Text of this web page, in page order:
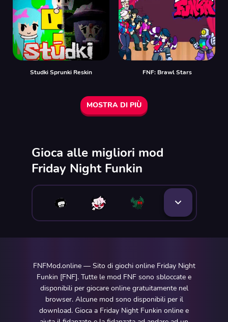
Studki Sprunki Reskin FNF: Brawl Stars
MOSTRA DI PIÙ
Gioca alle migliori mod
Friday Night Funkin
FNFMod.online — Sito di giochi online Friday Night
Funkin [FNF]. Tutte le mod FNF sono sbloccate e
disponibili per giocare online gratuitamente nel
browser. Alcune mod sono disponibili per il
download. Gioca a Friday Night Funkin online e